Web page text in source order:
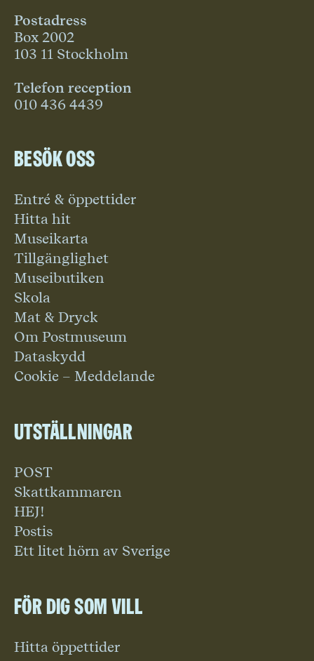
Postadress
Box 2002
103 11 Stockholm
Telefon reception
010 436 4439
Besök oss
Entré & öppettider
Hitta hit
Museikarta
Tillgänglighet
Museibutiken
Skola
Mat & Dryck
Om Postmuseum
Dataskydd
Cookie – Meddelande
Utställningar
POST
Skattkammaren
HEJ!
Postis
Ett litet hörn av Sverige
För dig som vill
Hitta öppettider